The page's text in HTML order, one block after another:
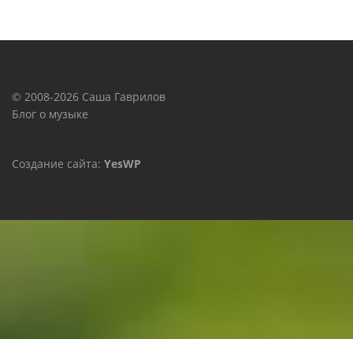
© 2008-2026 Саша Гаврилов
Блог о музыке
Создание сайта: YesWP